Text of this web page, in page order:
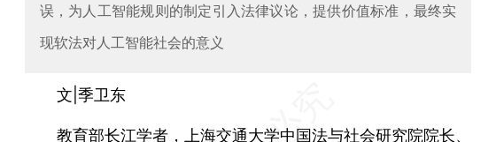
误，为人工智能规则的制定引入法律议论，提供价值标准，最终实
现软法对人工智能社会的意义
文|季卫东
教育部长江学者，上海交通大学中国法与社会研究院院长、